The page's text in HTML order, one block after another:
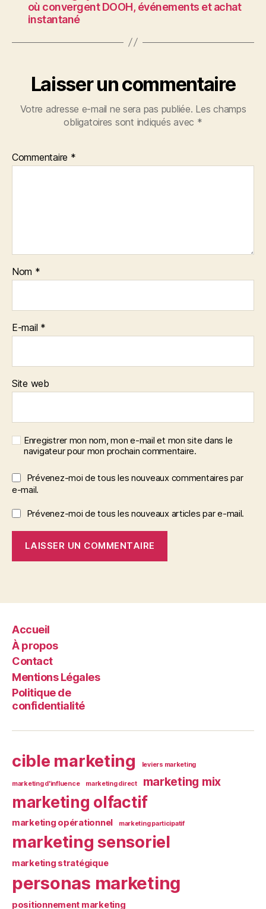
où convergent DOOH, événements et achat
instantané
Laisser un commentaire
Votre adresse e-mail ne sera pas publiée. Les champs
obligatoires sont indiqués avec *
Commentaire *
Nom *
E-mail *
Site web
Enregistrer mon nom, mon e-mail et mon site dans le
navigateur pour mon prochain commentaire.
Prévenez-moi de tous les nouveaux commentaires par
e-mail.
Prévenez-moi de tous les nouveaux articles par e-mail.
Accueil
À propos
Contact
Mentions Légales
Politique de
confidentialité
cible marketing leviers marketing
marketing d'influence marketing direct marketing mix
marketing olfactif
marketing opérationnel marketing participatif
marketing sensoriel
marketing stratégique
personas marketing
positionnement marketing